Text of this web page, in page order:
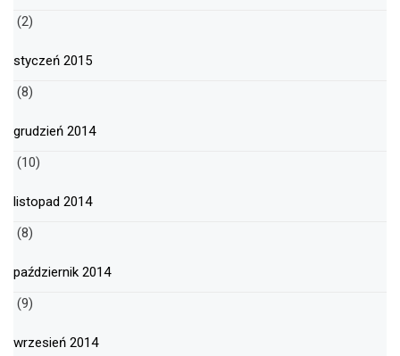
(2)
styczeń 2015
(8)
grudzień 2014
(10)
listopad 2014
(8)
październik 2014
(9)
wrzesień 2014